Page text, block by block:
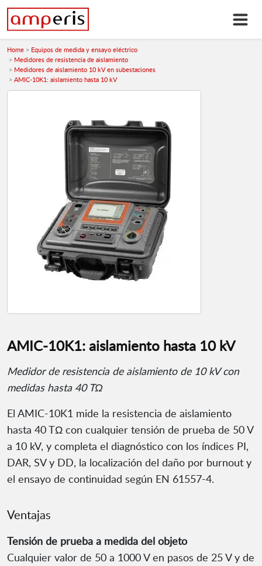
Home
Equipos de medida y ensayo eléctrico
Medidores de resistencia de aislamiento
Medidores de aislamiento 10 kV en subestaciones
AMIC-10K1: aislamiento hasta 10 kV
AMIC-10K1: aislamiento hasta 10 kV
Medidor de resistencia de aislamiento de 10 kV con
medidas hasta 40 TΩ
El AMIC-10K1 mide la resistencia de aislamiento
hasta 40 TΩ con cualquier tensión de prueba de 50 V
a 10 kV, y completa el diagnóstico con los índices PI,
DAR, SV y DD, la localización del daño por burnout y
el ensayo de continuidad según EN 61557-4.
Ventajas
Tensión de prueba a medida del objeto
Cualquier valor de 50 a 1000 V en pasos de 25 V y de